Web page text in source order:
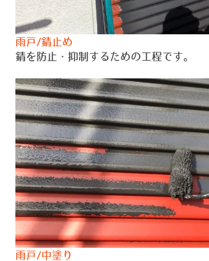
雨戸/錆止め
錆を防止・抑制するための工程です。
雨戸/中塗り